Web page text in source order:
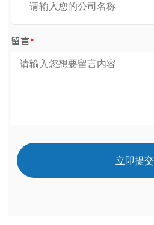
留言*
立即提交